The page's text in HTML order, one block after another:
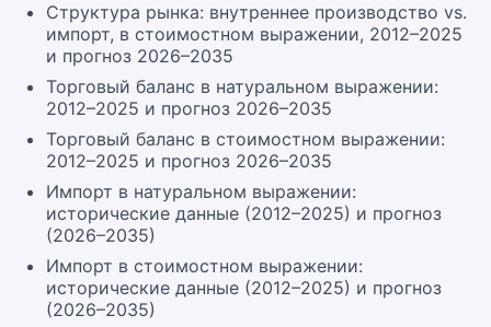
Структура рынка: внутреннее производство vs.
импорт, в стоимостном выражении, 2012–2025
и прогноз 2026–2035
Торговый баланс в натуральном выражении:
2012–2025 и прогноз 2026–2035
Торговый баланс в стоимостном выражении:
2012–2025 и прогноз 2026–2035
Импорт в натуральном выражении:
исторические данные (2012–2025) и прогноз
(2026–2035)
Импорт в стоимостном выражении:
исторические данные (2012–2025) и прогноз
(2026–2035)